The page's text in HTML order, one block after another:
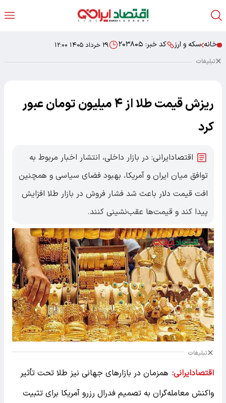
خانه سکه و ارز کد خبر: ۲۰۳۸۰۵ ۲۹ خرداد ۱۴۰۵ ۱۲:۰۰
تبلیغات
ریزش قیمت طلا از ۴ میلیون تومان عبور
کرد
اقتصادایرانی: در بازار داخلی، انتشار اخبار مربوط به
توافق میان ایران و آمریکا، بهبود فضای سیاسی و همچنین
افت قیمت دلار باعث شد فشار فروش در بازار طلا افزایش
پیدا کند و قیمت‌ها عقب‌نشینی کنند.
تبلیغات
اقتصادایرانی: همزمان در بازارهای جهانی نیز طلا تحت تأثیر
واکنش معامله‌گران به تصمیم فدرال رزرو آمریکا برای تثبیت